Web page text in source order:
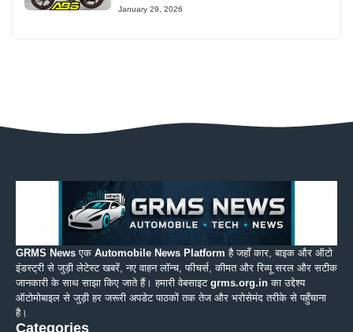
January 29, 2026
GRMS News एक Automobile News Platform है जहाँ कार, बाइक और ऑटो
इंडस्ट्री से जुड़ी लेटेस्ट खबरें, नए वाहन लॉन्च, फीचर्स, कीमत और रिव्यू सरल और सटीक
जानकारी के साथ साझा किए जाते हैं। हमारी वेबसाइट grms.org.in का उद्देश्य
ऑटोमोबाइल से जुड़ी हर जरूरी अपडेट पाठकों तक तेज और भरोसेमंद तरीके से पहुँचाना
है।
Categories